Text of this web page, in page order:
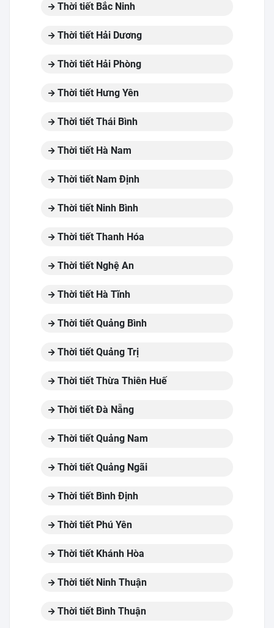
Thời tiết Bắc Ninh
Thời tiết Hải Dương
Thời tiết Hải Phòng
Thời tiết Hưng Yên
Thời tiết Thái Bình
Thời tiết Hà Nam
Thời tiết Nam Định
Thời tiết Ninh Bình
Thời tiết Thanh Hóa
Thời tiết Nghệ An
Thời tiết Hà Tĩnh
Thời tiết Quảng Bình
Thời tiết Quảng Trị
Thời tiết Thừa Thiên Huế
Thời tiết Đà Nẵng
Thời tiết Quảng Nam
Thời tiết Quảng Ngãi
Thời tiết Bình Định
Thời tiết Phú Yên
Thời tiết Khánh Hòa
Thời tiết Ninh Thuận
Thời tiết Bình Thuận